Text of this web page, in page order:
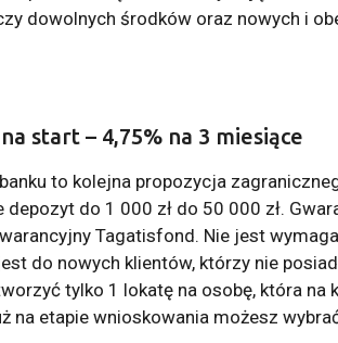
dowolnych środków oraz nowych i
start – 4,75% na 3 miesiące
to kolejna propozycja
depozyt do 1 000 zł do 50 000 zł.
Tagatisfond. Nie jest
do nowych klientów, którzy nie
tylko 1 lokatę na osobę, która na
na etapie wnioskowania możesz